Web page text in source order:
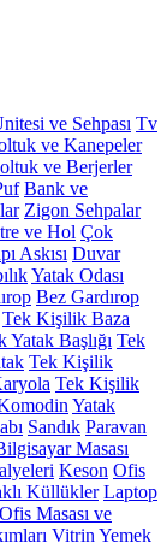
ve Sehpası Tv
ve Kanepeler
ve Berjerler
Bank ve
Zigon Sehpalar
ve Hol Çok
Askısı Duvar
Yatak Odası
Bez Gardırop
Tek Kişilik Baza
Başlığı Tek
Tek Kişilik
Tek Kişilik
Yatak
Sandık Paravan
Masası
Keson Ofis
Küllükler Laptop
Ofis Masası ve
Vitrin Yemek